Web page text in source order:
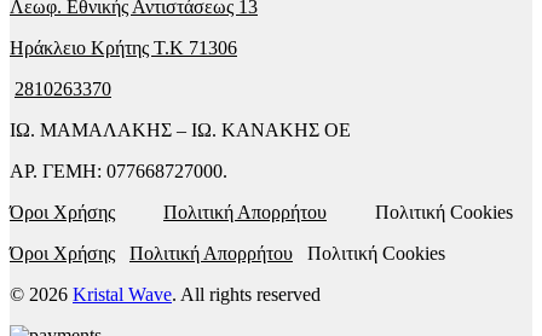
Λεωφ. Εθνικής Αντιστάσεως 13
Ηράκλειο Κρήτης T.K 71306
2810263370
ΙΩ. ΜΑΜΑΛΑΚΗΣ – ΙΩ. ΚΑΝΑΚΗΣ ΟΕ
ΑΡ. ΓΕΜΗ: 077668727000.
Όροι Χρήσης
Πολιτική Απορρήτου Πολιτική Cookies
Όροι Χρήσης
Πολιτική Απορρήτου Πολιτική Cookies
© 2026 Kristal Wave. All rights reserved